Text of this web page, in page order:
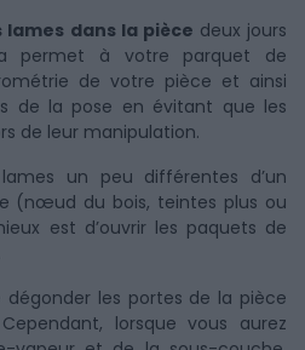
dans la pièce deux jours
permet à votre parquet de
de votre pièce et ainsi
de la pose en évitant que les
de leur manipulation.
un peu différentes d’un
(nœud du bois, teintes plus ou
est d’ouvrir les paquets de
les portes de la pièce
lorsque vous aurez